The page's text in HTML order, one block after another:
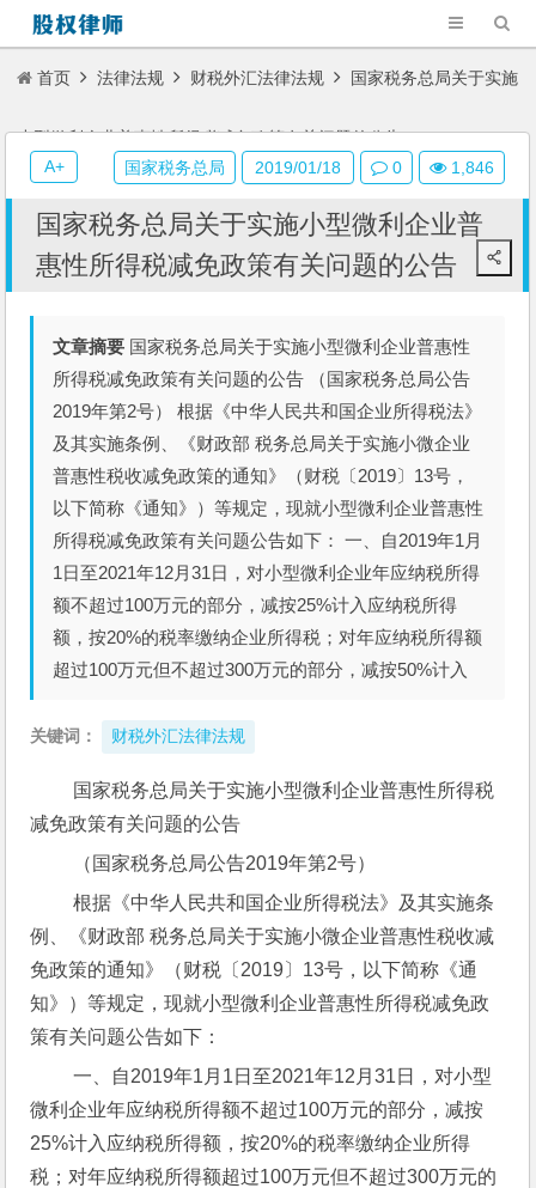
首页 法律法规 财税外汇法律法规 国家税务总局关于实施
小型微利企业普惠性所得税减免政策有关问题的公告
国家税务总局关于实施小型微利企业普
惠性所得税减免政策有关问题的公告
文章摘要 国家税务总局关于实施小型微利企业普惠性
所得税减免政策有关问题的公告 （国家税务总局公告
2019年第2号） 根据《中华人民共和国企业所得税法》
及其实施条例、《财政部 税务总局关于实施小微企业
普惠性税收减免政策的通知》（财税〔2019〕13号，
以下简称《通知》）等规定，现就小型微利企业普惠性
所得税减免政策有关问题公告如下： 一、自2019年1月
1日至2021年12月31日，对小型微利企业年应纳税所得
额不超过100万元的部分，减按25%计入应纳税所得
额，按20%的税率缴纳企业所得税；对年应纳税所得额
超过100万元但不超过300万元的部分，减按50%计入
关键词： 财税外汇法律法规
减免政策有关问题的公告
（国家税务总局公告2019年第2号）
根据《中华人民共和国企业所得税法》及其实施条
例、《财政部 税务总局关于实施小微企业普惠性税收减
免政策的通知》（财税〔2019〕13号，以下简称《通
知》）等规定，现就小型微利企业普惠性所得税减免政
策有关问题公告如下：
一、自2019年1月1日至2021年12月31日，对小型
微利企业年应纳税所得额不超过100万元的部分，减按
25%计入应纳税所得额，按20%的税率缴纳企业所得
税；对年应纳税所得额超过100万元但不超过300万元的
国家税务总局 2019/01/18 0 1,846
A+